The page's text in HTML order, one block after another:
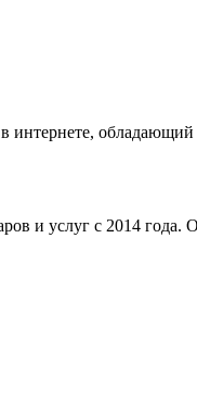
интернете,
и услуг с 2014 года.